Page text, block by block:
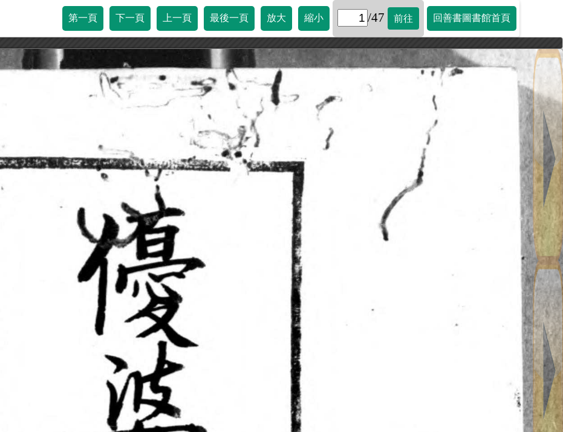
第一頁 下一頁 上一頁 最後一頁 放大 縮小 /47 前往 回善書圖書館首頁